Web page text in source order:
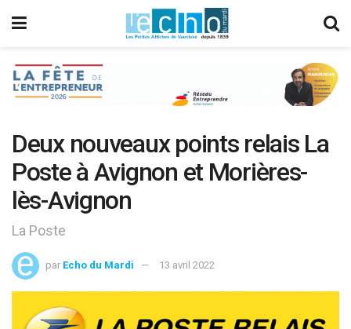
Deux nouveaux points relais La
Poste à Avignon et Morières-
lès-Avignon
La Poste
par Echo du Mardi 13 avril 2022